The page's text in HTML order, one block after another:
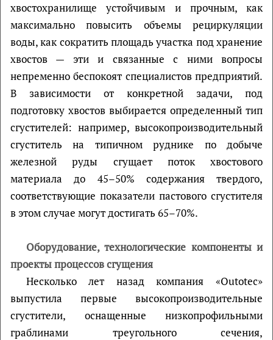
хвостохранилище устойчивым и прочным, как
максимально повысить объемы рециркуляции
воды, как сократить площадь участка под хранение
хвостов — эти и связанные с ними вопросы
непременно беспокоят специалистов предприятий.
В зависимости от конкретной задачи, под
подготовку хвостов выбирается определенный тип
сгустителей: например, высокопроизводительный
сгуститель на типичном руднике по добыче
железной руды сгущает поток хвостового
материала до 45–50% содержания твердого,
соответствующие показатели пастового сгустителя
в этом случае могут достигать 65–70%.
Оборудование, технологические компоненты и
проекты процессов сгущения
Несколько лет назад компания «Outotec»
выпустила первые высокопроизводительные
сгустители, оснащенные низкопрофильными
граблинами треугольного сечения,